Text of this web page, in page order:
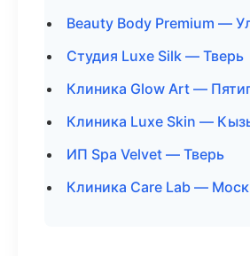
Beauty Body Premium —
Студия Luxe Silk — Тверь
Клиника Glow Art —
Клиника Luxe Skin —
ИП Spa Velvet — Тверь
Клиника Care Lab —